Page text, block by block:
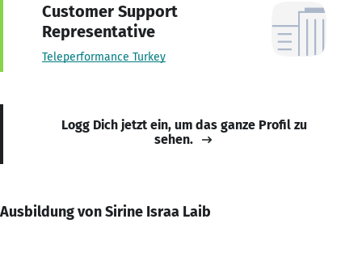
Customer Support
Representative
Teleperformance Turkey
Logg Dich jetzt ein, um das ganze Profil zu
sehen.
Ausbildung von Sirine Israa Laib